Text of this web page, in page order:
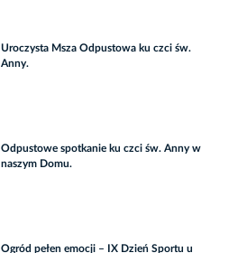
Uroczysta Msza Odpustowa ku czci św.
Anny.
Odpustowe spotkanie ku czci św. Anny w
naszym Domu.
Ogród pełen emocji – IX Dzień Sportu u